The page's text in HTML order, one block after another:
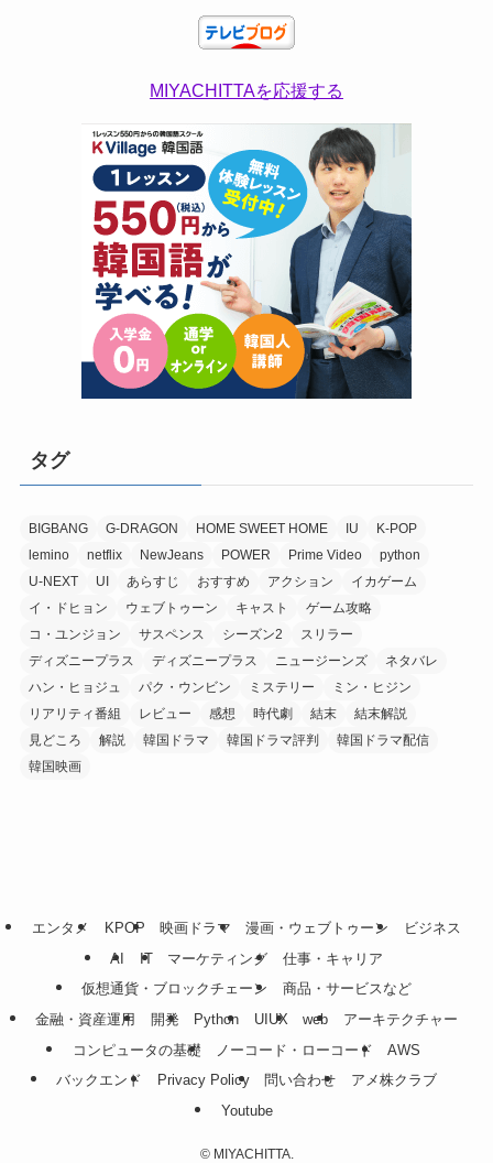
MIYACHITTAを応援する
タグ
BIGBANG G-DRAGON HOME SWEET HOME IU
K-POP
lemino
netflix NewJeans POWER Prime Video
python
U-NEXT
UI あらすじ おすすめ アクション
イカゲーム
イ・ドヒョン
ウェブトゥーン キャスト
ゲーム攻略
コ・ユンジョン
サスペンス シーズン2
スリラー
ディズニープラス
ディズニープラス ニュージーンズ
ネタバレ
ハン・ヒョジュ
パク・ウンビン ミステリー
ミン・ヒジン
リアリティ番組
レビュー 感想 時代劇 結末
結末解説
見どころ
解説 韓国ドラマ 韓国ドラマ評判
韓国ドラマ配信
韓国映画
エンタメ KPOP 映画ドラマ 漫画・ウェブトゥーン
ビジネス
AI
IT マーケティング
仕事・キャリア
仮想通貨・ブロックチェーン
商品・サービスなど
金融・資産運用
開発 Python UIUX web
アーキテクチャー
コンピュータの基礎
ノーコード・ローコード
AWS
バックエンド
Privacy Policy 問い合わせ
アメ株クラブ
Youtube
©MIYACHITTA.